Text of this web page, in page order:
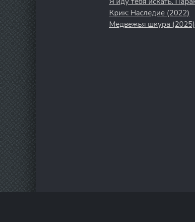
Крик: Наследие (2022)
Медвежья шкура (2025)